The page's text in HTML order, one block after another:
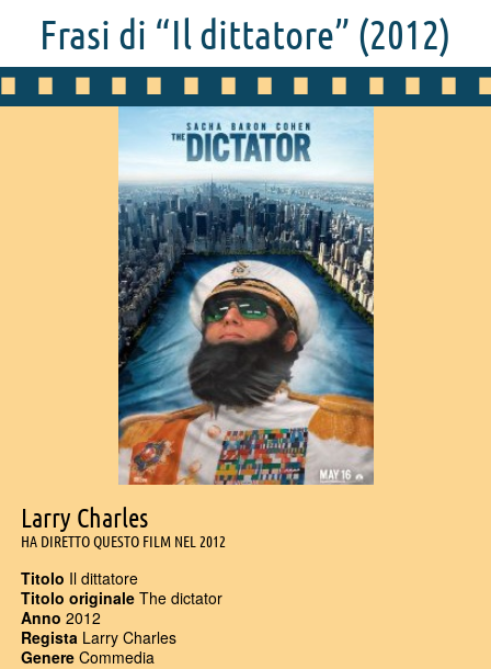
Frasi di “Il dittatore” (2012)
Larry Charles
HA DIRETTO QUESTO FILM NEL 2012
Titolo Il dittatore
Titolo originale The dictator
Anno 2012
Regista Larry Charles
Genere Commedia